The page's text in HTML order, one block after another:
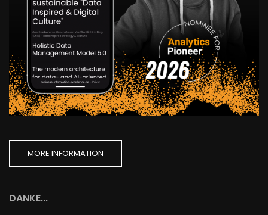
MORE INFORMATION
DANKE...